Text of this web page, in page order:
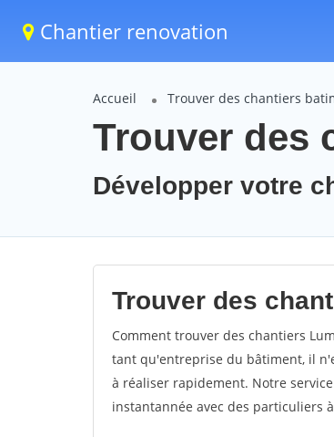
Chantier renovation
Accueil Trouver des chantiers
Trouver des
Développer votre
Trouver des
Comment trouver des chantiers
tant qu'entreprise du bâtiment, il
à réaliser rapidement. Notre
instantannée avec des particuliers